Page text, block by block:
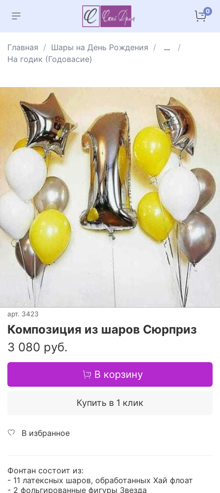
0
Главная Шары на День Рождения
...
На годик (Годовасие)
арт. 3423
Композиция из шаров Сюрприз
3 080 руб.
В корзину
Купить в 1 клик
В избранное
Фонтан состоит из:
- 11 латексных шаров, обработанных Хай флоат
- 2 фольгированные фигуры Звезда